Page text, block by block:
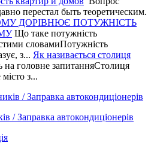
перестал быть теоретическим.
ДОРІВНЮЄ ПОТУЖНІСТЬ
Що таке потужність
словамиПотужність
з... Як називається столиця
на головне запитанняСтолиця
з...
/ Заправка автокондиціонерів